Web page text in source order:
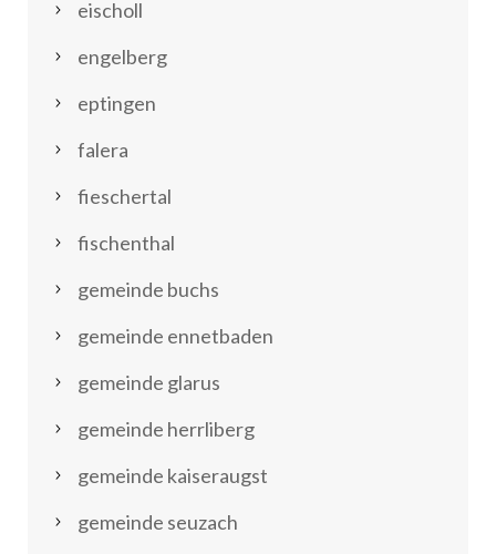
eischoll
engelberg
eptingen
falera
fieschertal
fischenthal
gemeinde buchs
gemeinde ennetbaden
gemeinde glarus
gemeinde herrliberg
gemeinde kaiseraugst
gemeinde seuzach